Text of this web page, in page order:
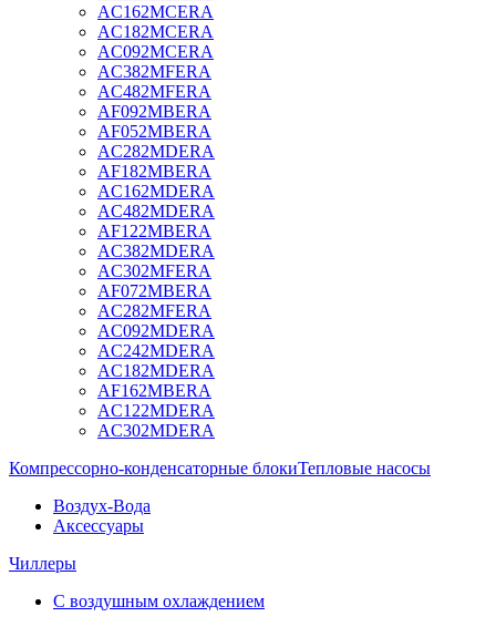
AC162MCERA
AC182MCERA
AC092MCERA
AC382MFERA
AC482MFERA
AF092MBERA
AF052MBERA
AC282MDERA
AF182MBERA
AC162MDERA
AC482MDERA
AF122MBERA
AC382MDERA
AC302MFERA
AF072MBERA
AC282MFERA
AC092MDERA
AC242MDERA
AC182MDERA
AF162MBERA
AC122MDERA
AC302MDERA
Компрессорно-конденсаторные блокиТепловые насосы
Воздух-Вода
Аксессуары
Чиллеры
С воздушным охлаждением